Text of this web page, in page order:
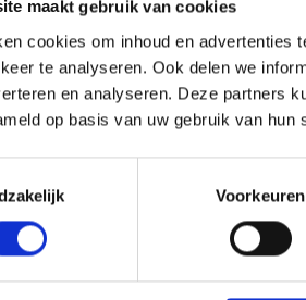
maakt gebruik van cookies
cookies om inhoud en advertenties
te analyseren. Ook delen we
en analyseren. Deze partners
op basis van uw gebruik van hun
Voorkeuren